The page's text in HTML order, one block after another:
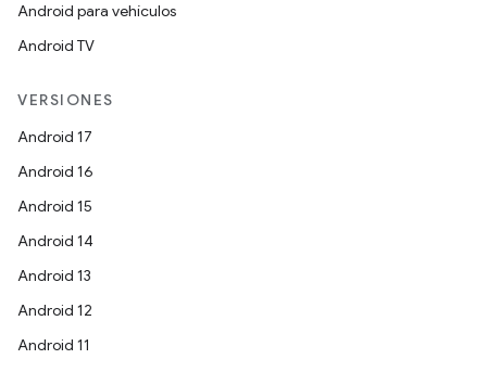
Android para vehículos
Android TV
VERSIONES
Android 17
Android 16
Android 15
Android 14
Android 13
Android 12
Android 11